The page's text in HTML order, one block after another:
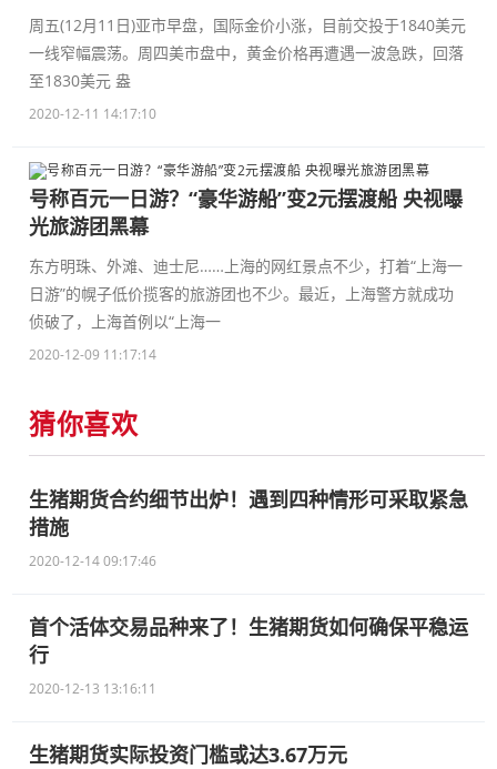
周五(12月11日)亚市早盘，国际金价小涨，目前交投于1840美元
一线窄幅震荡。周四美市盘中，黄金价格再遭遇一波急跌，回落
至1830美元 盎
2020-12-11 14:17:10
号称百元一日游？“豪华游船”变2元摆渡船 央视曝
光旅游团黑幕
东方明珠、外滩、迪士尼……上海的网红景点不少，打着“上海一
日游”的幌子低价揽客的旅游团也不少。最近，上海警方就成功
侦破了，上海首例以“上海一
2020-12-09 11:17:14
猜你喜欢
生猪期货合约细节出炉！遇到四种情形可采取紧急
措施
2020-12-14 09:17:46
首个活体交易品种来了！生猪期货如何确保平稳运
行
2020-12-13 13:16:11
生猪期货实际投资门槛或达3.67万元